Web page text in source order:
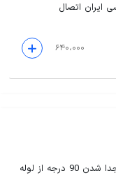
ایران اتصال
۶۴۰،۰۰۰
سه راه سیاه درزدار نوعی اتصال لوله که امکان جدا شدن 90 درجه از لوله